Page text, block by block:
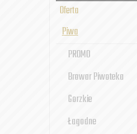
Oferta
Piwa
PROMO
Browar Piwoteka
Gorzkie
Łagodne